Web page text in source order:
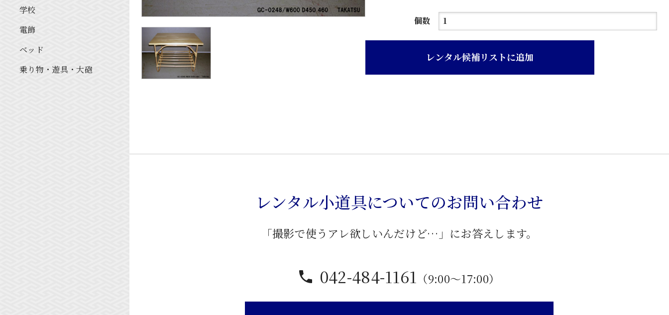
学校
電飾
ベッド
乗り物・遊具・大砲
個数
木
子
個
レンタル候補リストに追加
レンタル小道具についてのお問い合わせ
「撮影で使うアレ欲しいんだけど…」にお答えします。
042-484-1161 （9:00〜17:00）